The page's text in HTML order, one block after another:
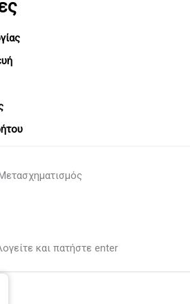
και πατήστε enter